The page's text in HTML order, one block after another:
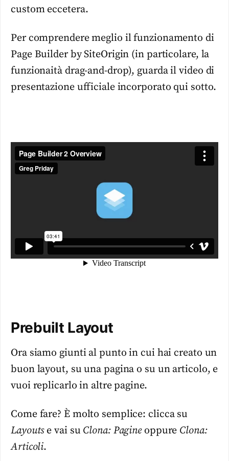
custom eccetera.
Per comprendere meglio il funzionamento di
Page Builder by SiteOrigin (in particolare, la
funzionaità drag-and-drop), guarda il video di
presentazione ufficiale incorporato qui sotto.
Prebuilt Layout
Ora siamo giunti al punto in cui hai creato un
buon layout, su una pagina o su un articolo, e
vuoi replicarlo in altre pagine.
Come fare? È molto semplice: clicca su
Layoutse vai su Clona: Pagineoppure Clona:
Articoli.